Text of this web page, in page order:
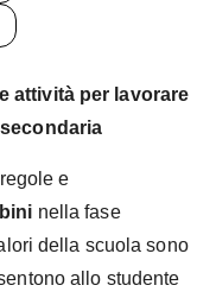
attività per lavorare
e
nella fase
della scuola sono
allo studente